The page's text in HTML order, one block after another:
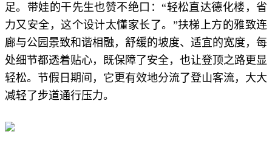
足。带娃的干先生也赞不绝口：“轻松直达德化楼，省
力又安全，这个设计太懂家长了。”扶梯上方的雅致连
廊与公园景致和谐相融，舒缓的坡度、适宜的宽度，每
处细节都透着贴心，既保障了安全，也让登顶之路更显
轻松。节假日期间，它更有效地分流了登山客流，大大
减轻了步道通行压力。